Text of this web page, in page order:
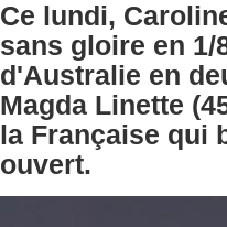
Ce lundi,
sans gloire en 1/
d'Australie en
Magda Linette
la Française qui
ouvert.